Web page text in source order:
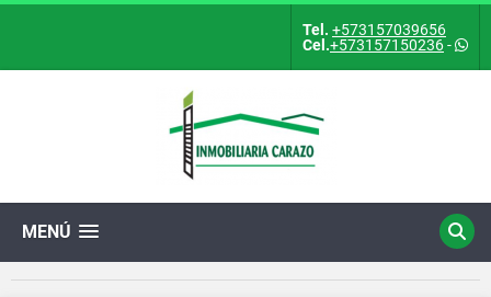
Tel. +573157039656
Cel.+573157150236-
MENÚ